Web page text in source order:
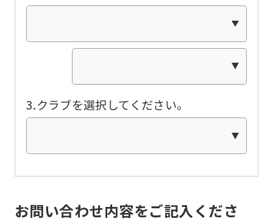
3.クラブを選択してください。
お問い合わせ内容をご記入くださ
automatic
to
to
the
top
if
you
use